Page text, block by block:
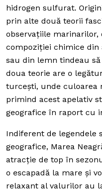
hidrogen sulfurat.
prin alte două teorii
observațiile marinarilor,
compoziției chimice din
sau din lemn tindeau să
doua teorie are o
turcești, unde culoarea
primind acest apelativ
geografice în raport cu
Indiferent de legendele
geografice, Marea
atracție de top în
o escapadă la mare și
relaxant al valurilor au